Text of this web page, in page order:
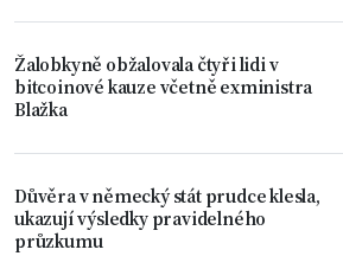
Žalobkyně obžalovala čtyři lidi v
bitcoinové kauze včetně exministra
Blažka
Důvěra v německý stát prudce klesla,
ukazují výsledky pravidelného
průzkumu